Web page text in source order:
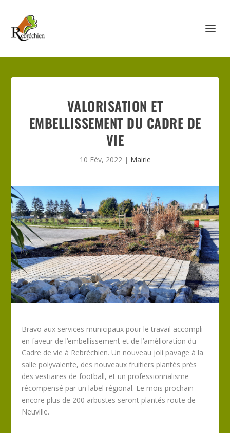
VALORISATION ET
EMBELLISSEMENT DU CADRE DE
VIE
10 Fév, 2022| Mairie
Bravo aux services municipaux pour le travail accompli
en faveur de l’embellissement et de l’amélioration du
Cadre de vie à Rebréchien. Un nouveau joli pavage à la
salle polyvalente, des nouveaux fruitiers plantés près
des vestiaires de football, et un professionnalisme
récompensé par un label régional. Le mois prochain
encore plus de 200 arbustes seront plantés route de
Neuville.